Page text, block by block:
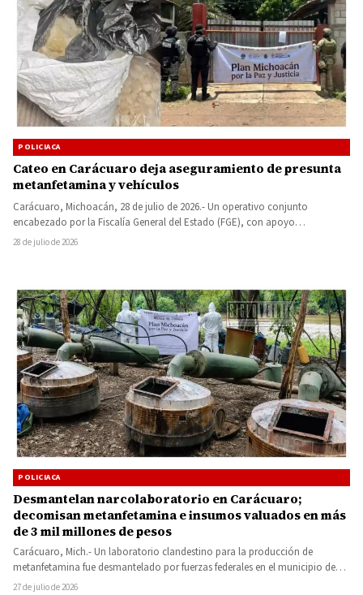
POLICIACA
Cateo en Carácuaro deja aseguramiento de presunta
metanfetamina y vehículos
Carácuaro, Michoacán, 28 de julio de 2026.- Un operativo conjunto
encabezado por la Fiscalía General del Estado (FGE), con apoyo…
28 de julio de 2026
POLICIACA
Desmantelan narcolaboratorio en Carácuaro;
decomisan metanfetamina e insumos valuados en más
de 3 mil millones de pesos
Carácuaro, Mich.- Un laboratorio clandestino para la producción de
metanfetamina fue desmantelado por fuerzas federales en el municipio de
Carácuaro,…
27 de julio de 2026